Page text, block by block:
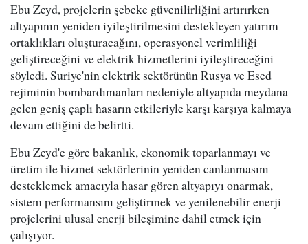
Ebu Zeyd, projelerin şebeke güvenilirliğini artırırken
altyapının yeniden iyileştirilmesini destekleyen yatırım
ortaklıkları oluşturacağını, operasyonel verimliliği
geliştireceğini ve elektrik hizmetlerini iyileştireceğini
söyledi. Suriye'nin elektrik sektörünün Rusya ve Esed
rejiminin bombardımanları nedeniyle altyapıda meydana
gelen geniş çaplı hasarın etkileriyle karşı karşıya kalmaya
devam ettiğini de belirtti.
Ebu Zeyd'e göre bakanlık, ekonomik toparlanmayı ve
üretim ile hizmet sektörlerinin yeniden canlanmasını
desteklemek amacıyla hasar gören altyapıyı onarmak,
sistem performansını geliştirmek ve yenilenebilir enerji
projelerini ulusal enerji bileşimine dahil etmek için
çalışıyor.